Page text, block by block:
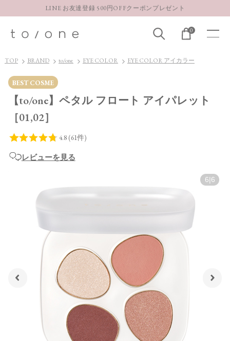
【重要】お盆期間中のお問い合わせと商品配送に関しまして
お得な定期購入コースはこちら 0
TOP BRAND to/one EYE COLOR EYE COLOR アイカラー
BEST COSME
【to/one】ペタル フロート アイパレット
［01,02］
レビューを見る
6| 6